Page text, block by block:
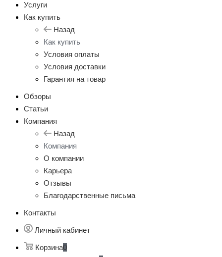
Услуги
Как купить
Назад
Как купить
Условия оплаты
Условия доставки
Гарантия на товар
Обзоры
Статьи
Компания
Назад
Компания
О компании
Карьера
Отзывы
Благодарственные письма
Контакты
Личный кабинет
Корзина0